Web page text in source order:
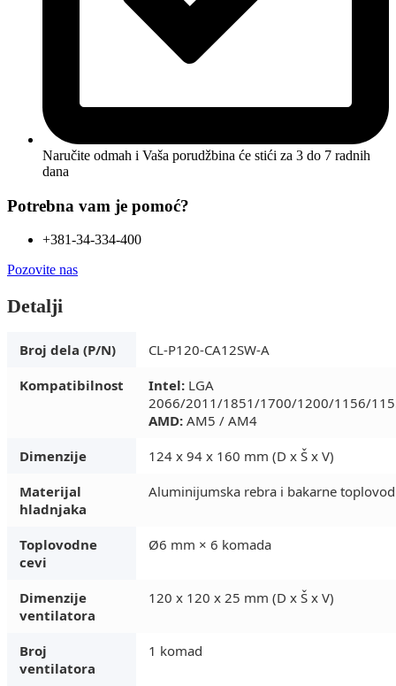
Naručite odmah i Vaša porudžbina će stići za 3 do 7 radnih
dana
Potrebna vam je pomoć?
+381-34-334-400
Pozovite nas
Detalji
Broj dela (P/N)
CL-P120-CA12SW-A
Kompatibilnost
Intel: LGA
2066/2011/1851/1700/1200/1156/
AMD: AM5 / AM4
Dimenzije
124 x 94 x 160 mm (D x Š x V)
Materijal
hladnjaka
Aluminijumska rebra i bakarne
Toplovodne
cevi
Ø6 mm × 6 komada
Dimenzije
ventilatora
120 x 120 x 25 mm (D x Š x V)
Broj
ventilatora
1 komad